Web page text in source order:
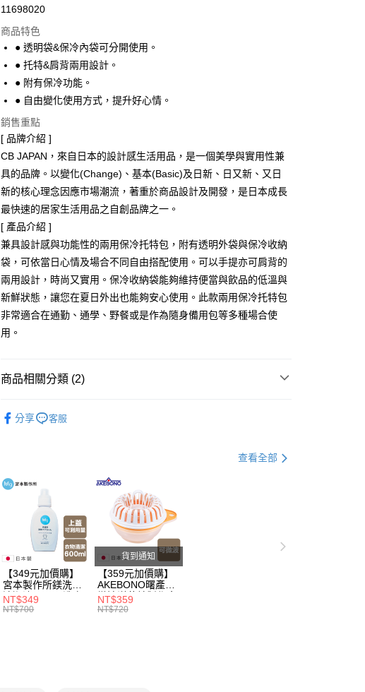
Apple Pay
悠遊付
Google Pay
全盈+PAY
相關說明
【大哥付你分期使用說明】
1.本服務由台灣大哥大提供，台灣大哥大用戶可立即使用無須另外申請。
2.付款方式選擇「大哥付你分期」，訂單成立後會自動跳轉到大哥付的交易
流程，驗證手機門號後，選擇欲分期的期數、繳款截止日，確認付款後即
完成交易。
3.實際核准額度、可分期數及費用金額請依後續交易確認頁面所載為準。
消。如遇「轉專審核」未通過狀況，表示未達大哥付你分期系統評分，恕
無法說明評估內容。
【繳款方式說明】
1.分期款項不併入電信帳單，「大哥付你分期」於每月結算日後寄送繳費提
醒簡訊。
2.透過簡訊連結打開帳單後，可選擇「超商條碼／台灣大直營門市／銀行轉
【注意事項】
2.基於同意付款使用「大哥付你分期」之契約關係目的，商店將以您的個人
3.完整用戶服務條款，請詳閱以下連結：
ATM付款
運送方式
全家取貨付款
每筆NT$100，滿NT$499(含以上)免運費
付款後全家取貨
每筆NT$100，滿NT$499(含以上)免運費
7-11取貨付款
每筆NT$100，滿NT$499(含以上)免運費
每筆NT$100，滿NT$499(含以上)免運費
每筆NT$150，滿NT$299(含以上)免運費
11698020
商品特色
● 透明袋&保冷內袋可分開使用。
● 托特&肩背兩用設計。
● 附有保冷功能。
● 自由變化使用方式，提升好心情。
銷售重點
[ 品牌介紹 ]
CB JAPAN，來自日本的設計感生活用品，是一個美學與實用性兼
具的品牌。以變化(Change)、基本(Basic)及日新、日又新、又日
新的核心理念因應市場潮流，著重於商品設計及開發，是日本成長
最快速的居家生活用品之自創品牌之一。
[ 產品介紹 ]
兼具設計感與功能性的兩用保冷托特包，附有透明外袋與保冷收納
袋，可依當日心情及場合不同自由搭配使用。可以手提亦可肩背的
兩用設計，時尚又實用。保冷收納袋能夠維持便當與飲品的低溫與
新鮮狀態，讓您在夏日外出也能夠安心使用。此款兩用保冷托特包
非常適合在通勤、通學、野餐或是作為隨身備用包等多種場合使
用。
商品相關分類 (2)
分享 客服
查看全部
【349元加價購】
宮本製作所鎂洗衣
清潔液600ml/洗衣
精/洗衣鎂/洗衣用
NT$349
NT$700
貨到通知
【359元加價購】
AKEBONO曙產業
微波洋芋片製作盒/
料理盒/健康零食/
NT$359
NT$720